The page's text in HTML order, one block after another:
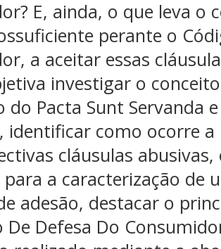
E, ainda, o que leva o
perante o
a aceitar essas
investigar o
do Pacta Sunt Servanda
identificar como ocorre
cláusulas
a caracterização de
adesão, destacar o
De Defesa Do